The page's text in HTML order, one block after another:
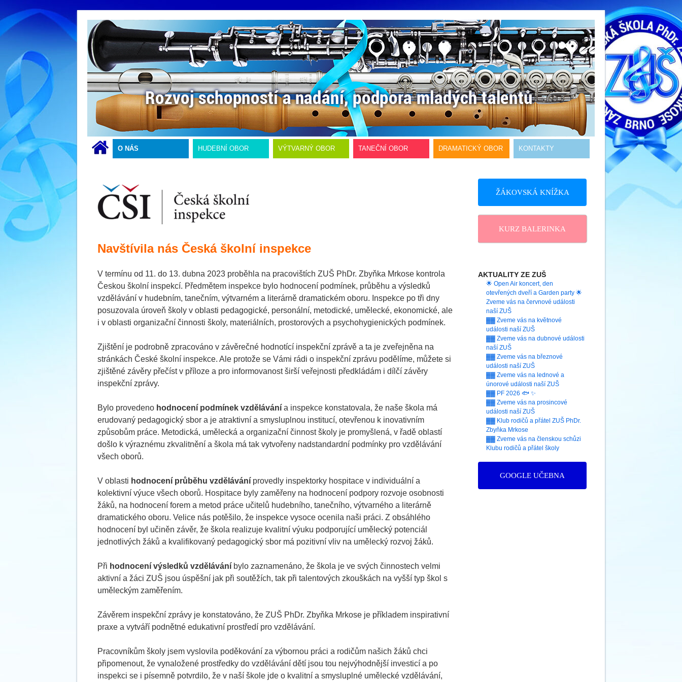
O NÁS HUDEBNÍ OBOR VÝTVARNÝ OBOR TANEČNÍ OBOR DRAMATICKÝ OBOR KONTAKTY
Navštívila nás Česká školní inspekce
V termínu od 11. do 13. dubna 2023 proběhla na pracovištích ZUŠ PhDr. Zbyňka Mrkose kontrola
Českou školní inspekcí. Předmětem inspekce bylo hodnocení podmínek, průběhu a výsledků
vzdělávání v hudebním, tanečním, výtvarném a literárně dramatickém oboru. Inspekce po tři dny
posuzovala úroveň školy v oblasti pedagogické, personální, metodické, umělecké, ekonomické, ale
i v oblasti organizační činnosti školy, materiálních, prostorových a psychohygienických podmínek.
Zjištění je podrobně zpracováno v závěrečné hodnotící inspekční zprávě a ta je zveřejněna na
stránkách České školní inspekce. Ale protože se Vámi rádi o inspekční zprávu podělíme, můžete si
zjištěné závěry přečíst v příloze a pro informovanost širší veřejnosti předkládám i dílčí závěry
inspekční zprávy.
Bylo provedeno hodnocení podmínek vzdělávání a inspekce konstatovala, že naše škola má
erudovaný pedagogický sbor a je atraktivní a smysluplnou institucí, otevřenou k inovativním
způsobům práce. Metodická, umělecká a organizační činnost školy je promyšlená, v řadě oblastí
došlo k výraznému zkvalitnění a škola má tak vytvořeny nadstandardní podmínky pro vzdělávání
všech oborů.
V oblasti hodnocení průběhu vzdělávání provedly inspektorky hospitace v individuální a
kolektivní výuce všech oborů. Hospitace byly zaměřeny na hodnocení podpory rozvoje osobnosti
žáků, na hodnocení forem a metod práce učitelů hudebního, tanečního, výtvarného a literárně
dramatického oboru. Velice nás potěšilo, že inspekce vysoce ocenila naši práci. Z obsáhlého
hodnocení byl učiněn závěr, že škola realizuje kvalitní výuku podporující umělecký potenciál
jednotlivých žáků a kvalifikovaný pedagogický sbor má pozitivní vliv na umělecký rozvoj žáků.
Při hodnocení výsledků vzdělávání bylo zaznamenáno, že škola je ve svých činnostech velmi
aktivní a žáci ZUŠ jsou úspěšní jak při soutěžích, tak při talentových zkouškách na vyšší typ škol s
uměleckým zaměřením.
Závěrem inspekční zprávy je konstatováno, že ZUŠ PhDr. Zbyňka Mrkose je příkladem inspirativní
praxe a vytváří podnětné edukativní prostředí pro vzdělávání.
Pracovníkům školy jsem vyslovila poděkování za výbornou práci a rodičům našich žáků chci
připomenout, že vynaložené prostředky do vzdělávání dětí jsou tou nejvýhodnější investicí a po
inspekci se i písemně potvrdilo, že v naší škole jde o kvalitní a smysluplné umělecké vzdělávání,
ŽÁKOVSKÁ KNÍŽKA
KURZ BALERINKA
AKTUALITY ZE ZUŠ
🌟 Open Air koncert, den
otevřených dveří a Garden party 🌟
Zveme vás na červnové události
naší ZUŠ
▓▓ Zveme vás na květnové
události naší ZUŠ
▓▓ Zveme vás na dubnové události
naší ZUŠ
▓▓ Zveme vás na březnové
události naší ZUŠ
▓▓ Zveme vás na lednové a
únorové události naší ZUŠ
▓▓ PF 2026 🐟 ✨
▓▓ Zveme vás na prosincové
události naší ZUŠ
▓▓ Klub rodičů a přátel ZUŠ PhDr.
Zbyňka Mrkose
▓▓ Zveme vás na členskou schůzi
Klubu rodičů a přátel školy
GOOGLE UČEBNA